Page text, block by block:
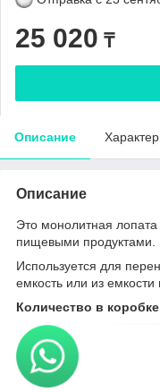
25 020 ₸
Описание
Описание
Это монолитная
пищевыми продуктами.
Используется для
емкость или из емкости
Количество в